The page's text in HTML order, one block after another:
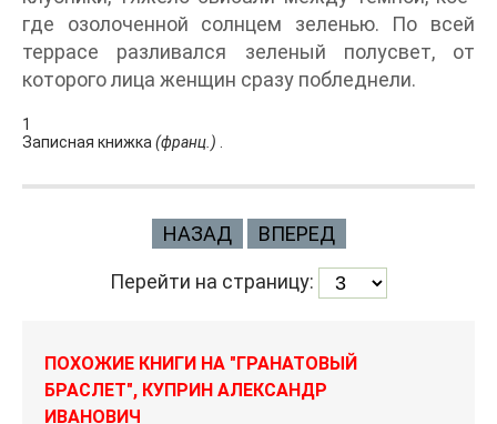
где озолоченной солнцем зеленью. По всей
террасе разливался зеленый полусвет, от
которого лица женщин сразу побледнели.
1
Записная книжка (франц.)
НАЗАД ВПЕРЕД
Перейти на страницу:
ПОХОЖИЕ КНИГИ НА "ГРАНАТОВЫЙ
БРАСЛЕТ", КУПРИН АЛЕКСАНДР
ИВАНОВИЧ